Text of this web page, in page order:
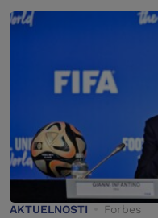
AKTUELNOSTI Forbes